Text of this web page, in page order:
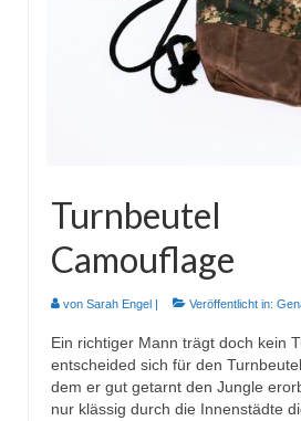
Winterzeit
Schals
Specials
Genäht
Waschtaschen
Turnbeutel
Sonstiges
Turnbeutel
Camouflage
von Sarah Engel Veröffentlicht in:
Ein richtiger Mann trägt doch kein
entscheided sich für den
dem er gut getarnt den Jungle
nur klässig durch die Innenstädte